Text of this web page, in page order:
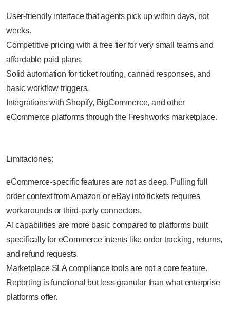
User-friendly interface that agents pick up within days, not
weeks.
Competitive pricing with a free tier for very small teams and
affordable paid plans.
Solid automation for ticket routing, canned responses, and
basic workflow triggers.
Integrations with Shopify, BigCommerce, and other
eCommerce platforms through the Freshworks marketplace.
Limitaciones:
eCommerce-specific features are not as deep. Pulling full
order context from Amazon or eBay into tickets requires
workarounds or third-party connectors.
AI capabilities are more basic compared to platforms built
specifically for eCommerce intents like order tracking, returns,
and refund requests.
Marketplace SLA compliance tools are not a core feature.
Reporting is functional but less granular than what enterprise
platforms offer.